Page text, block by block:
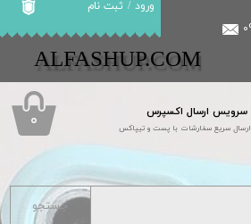
سرویس ارسال اکسپرس
ارسال سریع سفارشات با پست و تیپاکس
ورود / ثبت نام
​​ALFASHUP.COM
۰
جستجو